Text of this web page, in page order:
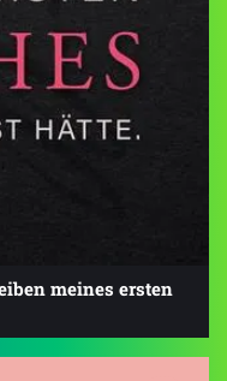
meines ersten